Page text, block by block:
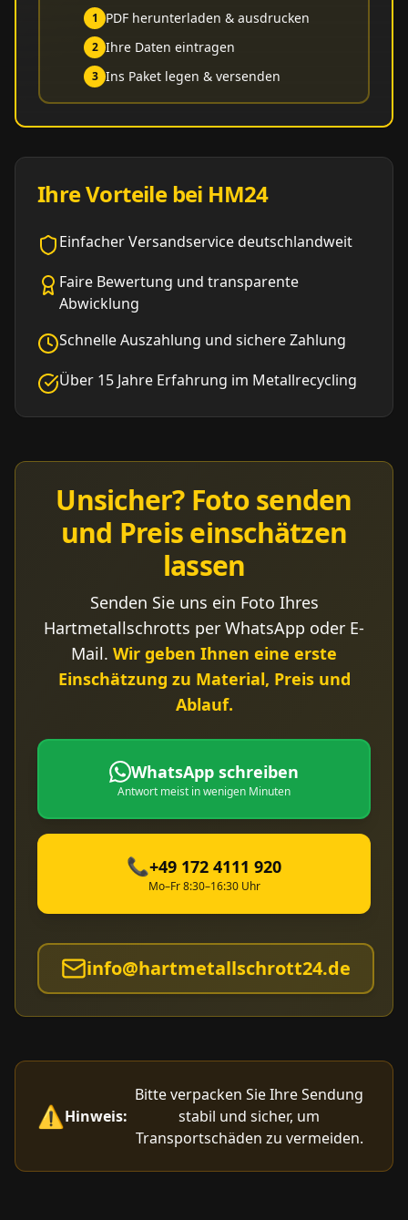
1 PDF herunterladen & ausdrucken
2 Ihre Daten eintragen
3 Ins Paket legen & versenden
Ihre Vorteile bei HM24
Einfacher Versandservice deutschlandweit
Faire Bewertung und transparente
Abwicklung
Schnelle Auszahlung und sichere Zahlung
Über 15 Jahre Erfahrung im Metallrecycling
Unsicher? Foto senden
und Preis einschätzen
lassen
Senden Sie uns ein Foto Ihres
Hartmetallschrotts per WhatsApp oder E-
Mail. Wir geben Ihnen eine erste
Einschätzung zu Material, Preis und
Ablauf.
WhatsApp schreiben
Antwort meist in wenigen Minuten
📞+49 172 4111 920
Mo–Fr 8:30–16:30 Uhr
info@hartmetallschrott24.de
⚠️Hinweis:
Bitte verpacken Sie Ihre Sendung
stabil und sicher, um
Transportschäden zu vermeiden.